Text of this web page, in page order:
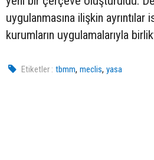
uygulanmasına ilişkin
kurumların uygulamalarıyla
Etiketler : tbmm,meclis,yasa